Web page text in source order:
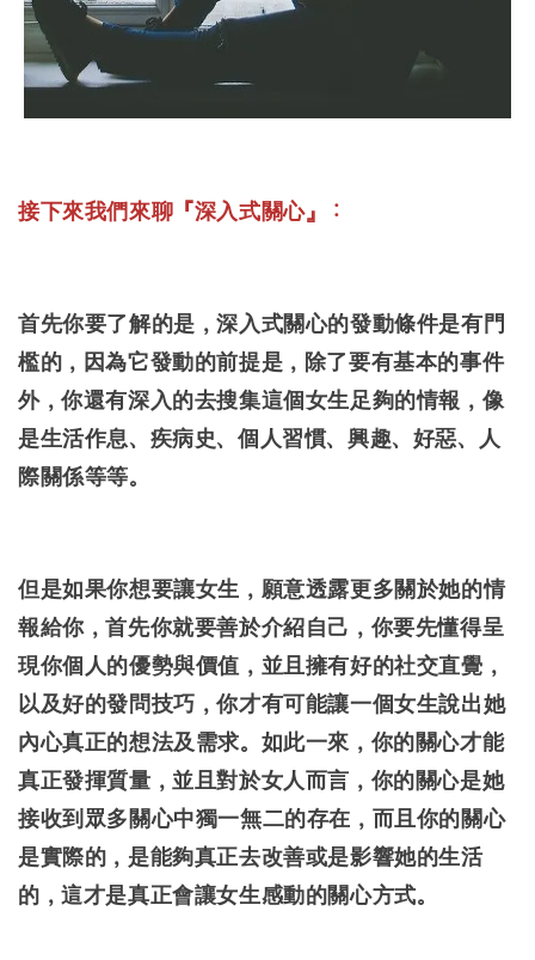
接下來我們來聊『深入式關心』：
首先你要了解的是，深入式關心的發動條件是有門
檻的，因為它發動的前提是，除了要有基本的事件
外，你還有深入的去搜集這個女生足夠的情報，像
是生活作息、疾病史、個人習慣、興趣、好惡、人
際關係等等。
但是如果你想要讓女生，願意透露更多關於她的情
報給你，首先你就要善於介紹自己，你要先懂得呈
現你個人的優勢與價值，並且擁有好的社交直覺，
以及好的發問技巧，你才有可能讓一個女生說出她
內心真正的想法及需求。如此一來，你的關心才能
真正發揮質量，並且對於女人而言，你的關心是她
接收到眾多關心中獨一無二的存在，而且你的關心
是實際的，是能夠真正去改善或是影響她的生活
的，這才是真正會讓女生感動的關心方式。